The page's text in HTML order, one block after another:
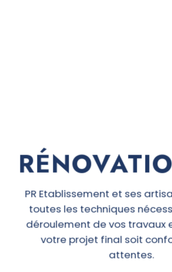
PR Etablissement et ses
toutes les techniques
déroulement de vos travaux
votre projet final soit
attentes.